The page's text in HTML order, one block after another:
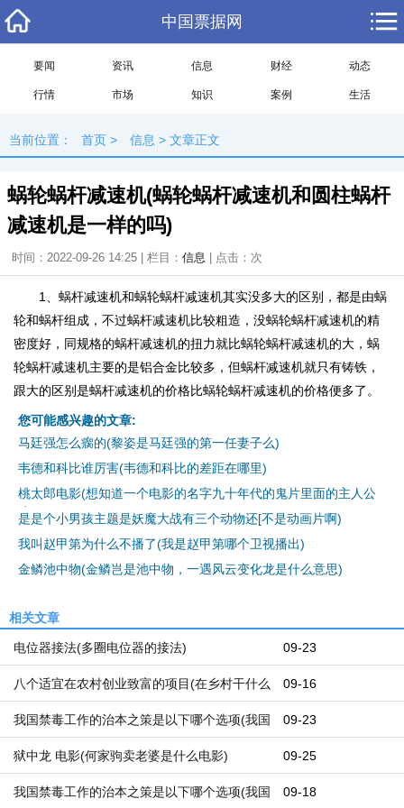
中国票据网
要闻 资讯 信息 财经 动态
行情 市场 知识 案例 生活
当前位置： 首页 > 信息 > 文章正文
蜗轮蜗杆减速机(蜗轮蜗杆减速机和圆柱蜗杆
减速机是一样的吗)
时间：2022-09-26 14:25 | 栏目： 信息 | 点击： 次
1、蜗杆减速机和蜗轮蜗杆减速机其实没多大的区别，都是由蜗
轮和蜗杆组成，不过蜗杆减速机比较粗造，没蜗轮蜗杆减速机的精
密度好，同规格的蜗杆减速机的扭力就比蜗轮蜗杆减速机的大，蜗
轮蜗杆减速机主要的是铝合金比较多，但蜗杆减速机就只有铸铁，
跟大的区别是蜗杆减速机的价格比蜗轮蜗杆减速机的价格便多了。
您可能感兴趣的文章:
马廷强怎么瘸的(黎姿是马廷强的第一任妻子么)
韦德和科比谁厉害(韦德和科比的差距在哪里)
桃太郎电影(想知道一个电影的名字九十年代的鬼片里面的主人公
是是个小男孩主题是妖魔大战有三个动物还[不是动画片啊)
我叫赵甲第为什么不播了(我是赵甲第哪个卫视播出)
金鳞池中物(金鳞岂是池中物，一遇风云变化龙是什么意思)
相关文章
09-23
电位器接法(多圈电位器的接法)
09-16
八个适宜在农村创业致富的项目(在乡村干什么
能挣钱呢？在乡村都有哪些好的创业机遇) 09-23
我国禁毒工作的治本之策是以下哪个选项(我国
禁毒本质的治本之策) 09-25
狱中龙 电影(何家驹卖老婆是什么电影)
09-18
我国禁毒工作的治本之策是以下哪个选项(我国